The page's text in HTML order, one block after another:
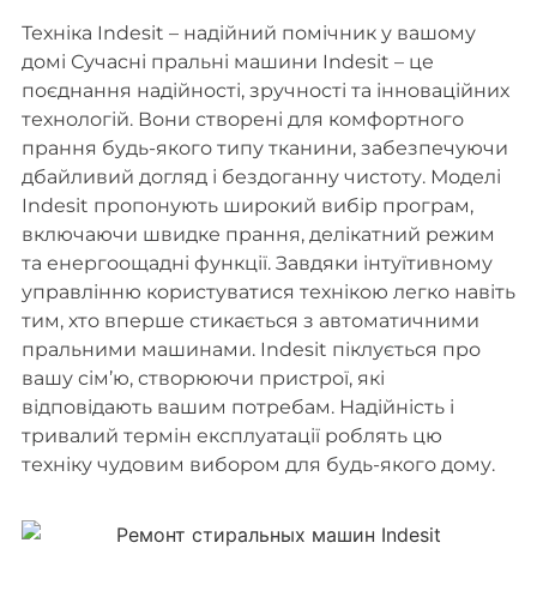
Техніка Indesit – надійний помічник у вашому
домі Сучасні пральні машини Indesit – це
поєднання надійності, зручності та інноваційних
технологій. Вони створені для комфортного
прання будь-якого типу тканини, забезпечуючи
дбайливий догляд і бездоганну чистоту. Моделі
Indesit пропонують широкий вибір програм,
включаючи швидке прання, делікатний режим
та енергоощадні функції. Завдяки інтуїтивному
управлінню користуватися технікою легко навіть
тим, хто вперше стикається з автоматичними
пральними машинами. Indesit піклується про
вашу сім’ю, створюючи пристрої, які
відповідають вашим потребам. Надійність і
тривалий термін експлуатації роблять цю
техніку чудовим вибором для будь-якого дому.